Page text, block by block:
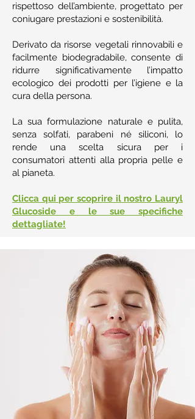
rispettoso dell’ambiente, progettato per
coniugare prestazioni e sostenibilità.
Derivato da risorse vegetali rinnovabili e
facilmente biodegradabile, consente di
ridurre significativamente l’impatto
ecologico dei prodotti per l’igiene e la
cura della persona.
La sua formulazione naturale e pulita,
senza solfati, parabeni né siliconi, lo
rende una scelta sicura per i
consumatori attenti alla propria pelle e
al pianeta.
Clicca qui per scoprire il nostro Lauryl
Glucoside e le sue specifiche
dettagliate!